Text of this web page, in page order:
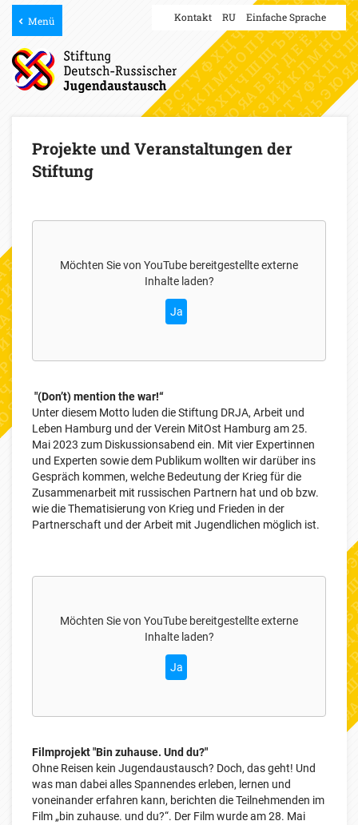
Menü Kontakt RU Einfache Sprache
Projekte und Veranstaltungen der
Stiftung
Möchten Sie von YouTube bereitgestellte externe
Inhalte laden?
Ja
"(Don’t) mention the war!“
Unter diesem Motto luden die Stiftung DRJA, Arbeit und
Leben Hamburg und der Verein MitOst Hamburg am 25.
Mai 2023 zum Diskussionsabend ein. Mit vier Expertinnen
und Experten sowie dem Publikum wollten wir darüber ins
Gespräch kommen, welche Bedeutung der Krieg für die
Zusammenarbeit mit russischen Partnern hat und ob bzw.
wie die Thematisierung von Krieg und Frieden in der
Partnerschaft und der Arbeit mit Jugendlichen möglich ist.
Möchten Sie von YouTube bereitgestellte externe
Inhalte laden?
Ja
Filmprojekt "Bin zuhause. Und du?"
Ohne Reisen kein Jugendaustausch? Doch, das geht! Und
was man dabei alles Spannendes erleben, lernen und
voneinander erfahren kann, berichten die Teilnehmenden im
Film „bin zuhause. und du?“. Der Film wurde am 28. Mai